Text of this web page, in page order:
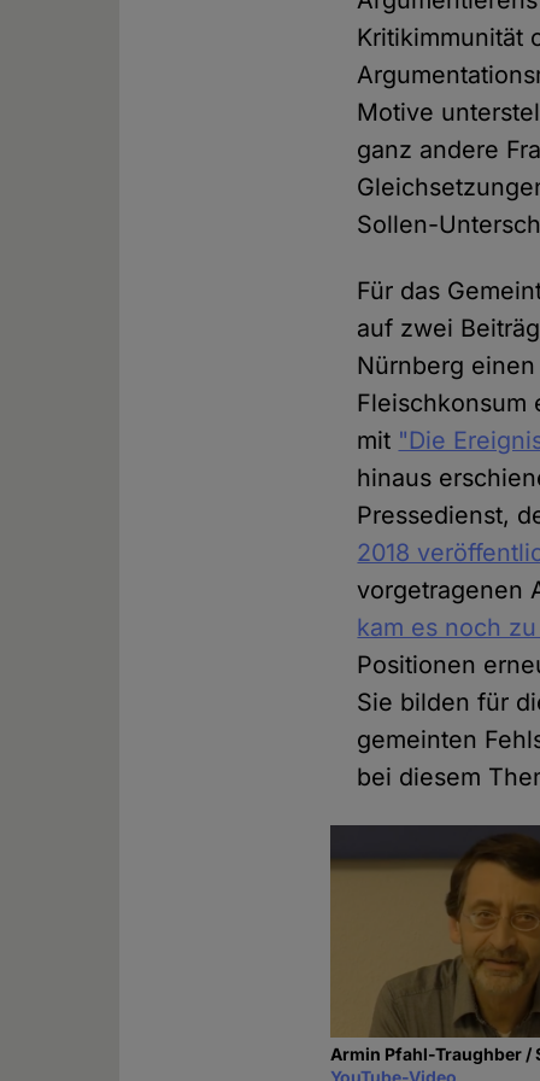
Kritikimmunität
Motive
ganz andere
Sollen-
Für das
auf zwei
Nürnberg
Fleischkonsum
mit "Die
hinaus
Pressedienst,
2018
vorgetragenen
kam es noch
Positionen
Sie bilden für
gemeinten
bei diesem
Armin Pfahl-Traughber /